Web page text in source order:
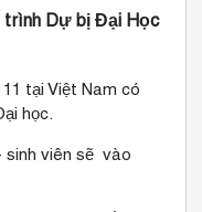
trình Dự bị Đại Học
tại Việt Nam có
học.
sinh viên sẽ vào